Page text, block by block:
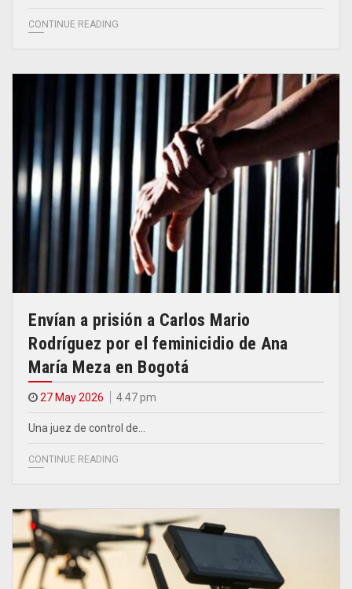
CONTINUE READING
Envían a prisión a Carlos Mario
Rodríguez por el feminicidio de Ana
María Meza en Bogotá
27 May 2026 4.47 pm
Una juez de control de…
CONTINUE READING